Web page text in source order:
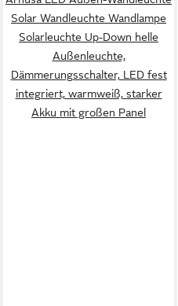
Solar Wandleuchte Wandlampe
Solarleuchte Up-Down helle
Außenleuchte,
Dämmerungsschalter, LED fest
integriert, warmweiß, starker
Akku mit großen Panel